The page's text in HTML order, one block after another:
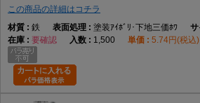
この商品の詳細はコチラ
鉄
塗装ｱｲﾎﾞﾘ･下地三価ﾎﾜ
要確認
1,500 5.74円(税込)